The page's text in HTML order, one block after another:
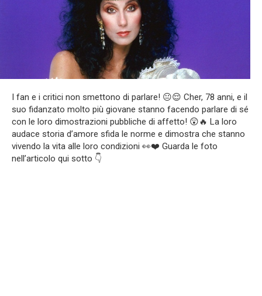
I fan e i critici non smettono di parlare! 😐😌 Cher, 78 anni, e il
suo fidanzato molto più giovane stanno facendo parlare di sé
con le loro dimostrazioni pubbliche di affetto! 😲🔥 La loro
audace storia d’amore sfida le norme e dimostra che stanno
vivendo la vita alle loro condizioni 👀❤️ Guarda le foto
nell’articolo qui sotto 👇